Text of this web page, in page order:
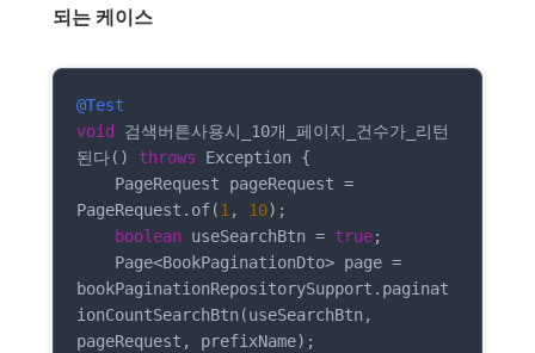
되는 케이스
@Test
void
검색버튼사용시_10개_페이지_건수가_리턴
된다() throws Exception {
PageRequest.of(1 , 10);
boolean useSearchBtn = true;
bookPaginationRepositorySupport.paginat
ionCountSearchBtn(useSearchBtn,
pageRequest, prefixName);